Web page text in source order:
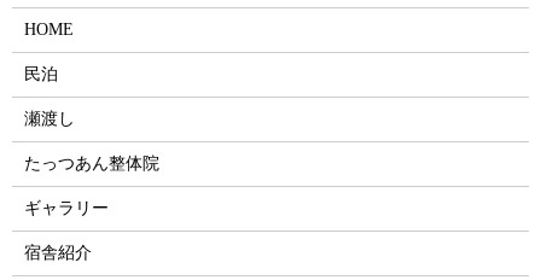
HOME
民泊
瀬渡し
たっつあん整体院
ギャラリー
宿舎紹介